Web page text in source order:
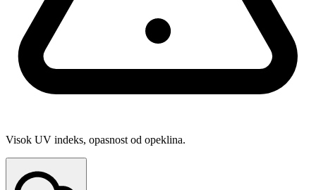
Visok UV indeks, opasnost od opeklina.